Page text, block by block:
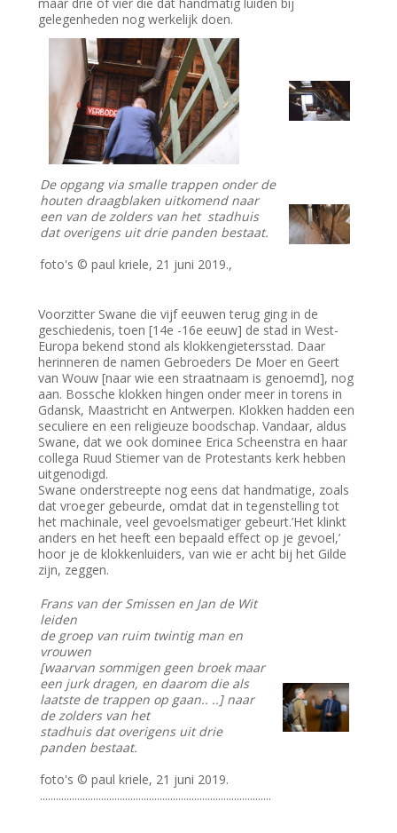
gelegenheden nog werkelijk doen.
De opgang via smalle trappen onder de
houten draagblaken uitkomend naar
een van de zolders van het stadhuis
dat overigens uit drie panden bestaat.
foto's © paul kriele, 21 juni 2019.,
Voorzitter Swane die vijf eeuwen terug ging in de
geschiedenis, toen [14e -16e eeuw] de stad in West-
Europa bekend stond als klokkengietersstad. Daar
herinneren de namen Gebroeders De Moer en Geert
van Wouw [naar wie een straatnaam is genoemd], nog
aan. Bossche klokken hingen onder meer in torens in
Gdansk, Maastricht en Antwerpen. Klokken hadden een
seculiere en een religieuze boodschap. Vandaar, aldus
Swane, dat we ook dominee Erica Scheenstra en haar
collega Ruud Stiemer van de Protestants kerk hebben
uitgenodigd.
Swane onderstreepte nog eens dat handmatige, zoals
dat vroeger gebeurde, omdat dat in tegenstelling tot
het machinale, veel gevoelsmatiger gebeurt.’Het klinkt
anders en het heeft een bepaald effect op je gevoel,’
hoor je de klokkenluiders, van wie er acht bij het Gilde
zijn, zeggen.
Frans van der Smissen en Jan de Wit
leiden
de groep van ruim twintig man en
vrouwen
[waarvan sommigen geen broek maar
een jurk dragen, en daarom die als
laatste de trappen op gaan.. ..] naar
de zolders van het
stadhuis dat overigens uit drie
panden bestaat.
foto's © paul kriele, 21 juni 2019.
.......................................................................................